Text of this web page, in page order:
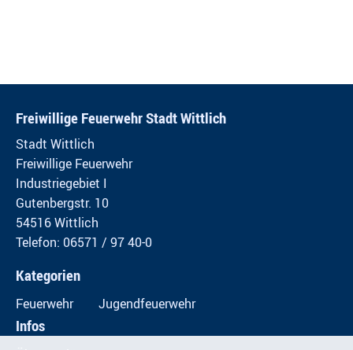
Freiwillige Feuerwehr Stadt Wittlich
Stadt Wittlich
Freiwillige Feuerwehr
Industriegebiet I
Gutenbergstr. 10
54516 Wittlich
Telefon: 06571 / 97 40-0
Kategorien
Feuerwehr Jugendfeuerwehr
Infos